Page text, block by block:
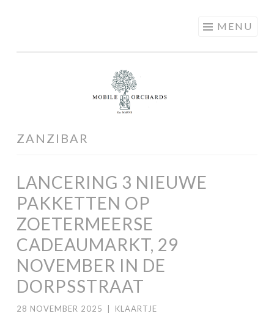
MENU
ZANZIBAR
LANCERING 3 NIEUWE
PAKKETTEN OP
ZOETERMEERSE
CADEAUMARKT, 29
NOVEMBER IN DE
DORPSSTRAAT
28 NOVEMBER 2025 KLAARTJE